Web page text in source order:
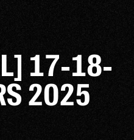
17-18-
2025